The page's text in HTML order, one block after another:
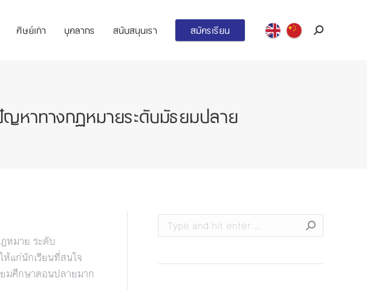
ศิษย์เก่า บุคลากร สนับสนุนเรา สมัครเรียน Search:
หาทางกฏหมายระดับมัธยมปลาย
หมาย ระดับ
แก่นักเรียนที่สนใจ
มศึกษาตอนปลายมาก
Search: